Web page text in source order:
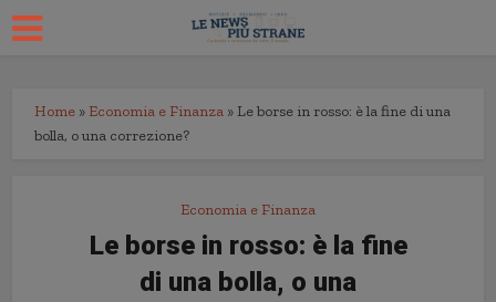
Home » Economia e Finanza » Le borse in rosso: è la fine di una
bolla, o una correzione?
Economia e Finanza
Le borse in rosso: è la fine
di una bolla, o una